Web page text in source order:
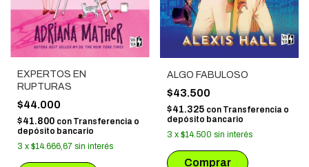
EXPERTOS EN
RUPTURAS
$44.000
$41.800 con Transferencia o
depósito bancario
3 x $14.666,67 sin interés
ALGO FABULOSO
$43.500
$41.325 con Transferencia o
depósito bancario
3 x $14.500 sin interés